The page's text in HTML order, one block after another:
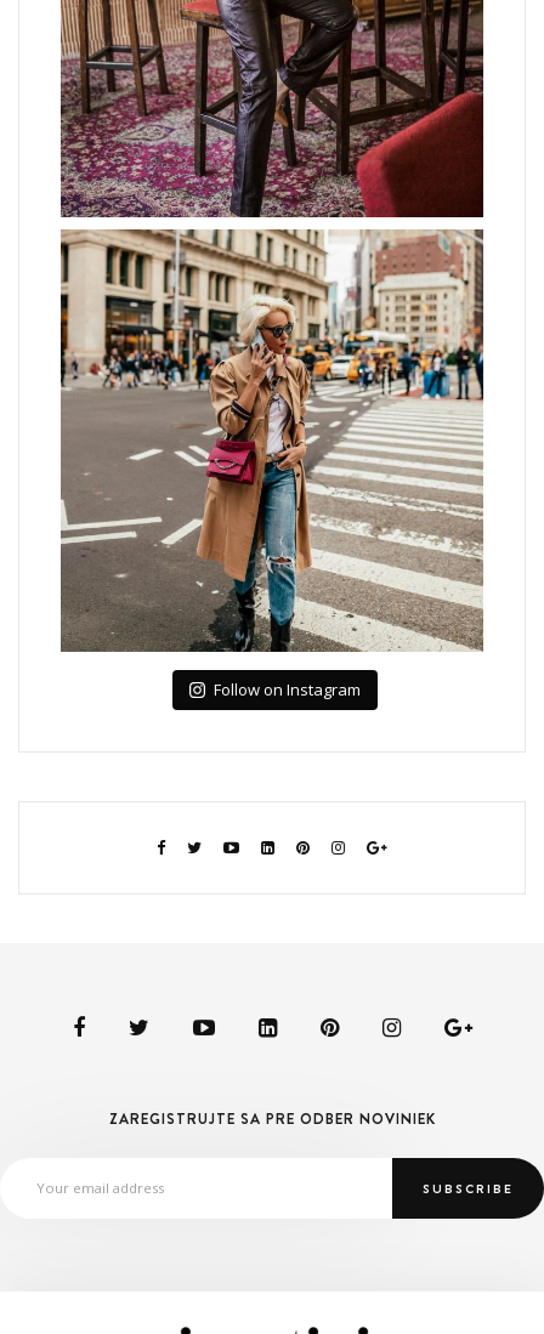
Follow on Instagram
ZAREGISTRUJTE SA PRE ODBER NOVINIEK